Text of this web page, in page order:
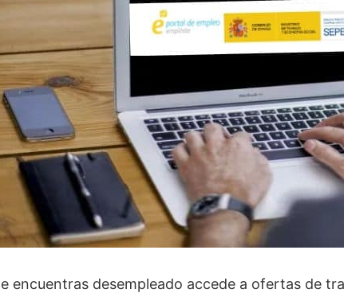
encuentras desempleado accede a ofertas de